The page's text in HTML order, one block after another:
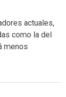
actuales,
como la del
menos